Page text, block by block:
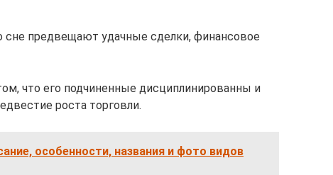
сне предвещают удачные сделки, финансовое
что его подчиненные дисциплинированны и
роста торговли.
особенности, названия и фото видов